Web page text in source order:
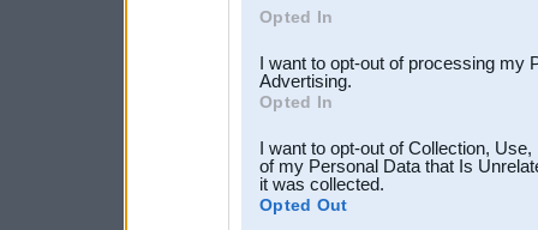
Opted In
I want to opt-out of processing my
Advertising.
Opted In
I want to opt-out of Collection,
of my Personal Data that Is
it was collected.
Opted Out